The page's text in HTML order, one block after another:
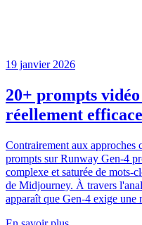
19 janvier 2026
20+ prompts
réellement
Contrairement aux approches
prompts sur Runway Gen-4
complexe et saturée de mots-
de Midjourney. À travers
apparaît que Gen-4 exige une